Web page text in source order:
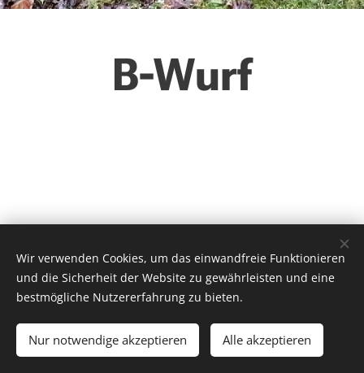
B-Wurf
© 2020 GSS von Altstein | Alle Rechte vorbehalten
Sprachen
Deutsch
English
Wir verwenden Cookies, um das einwandfreie Funktionieren
und die Sicherheit der Website zu gewährleisten und eine
bestmögliche Nutzererfahrung zu bieten.
Nur notwendige akzeptieren Alle akzeptieren